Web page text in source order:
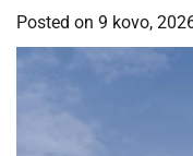
Posted on 9 kovo,